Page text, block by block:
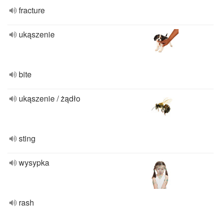
fracture
ukąszenie
bite
ukąszenie / żądło
sting
wysypka
rash